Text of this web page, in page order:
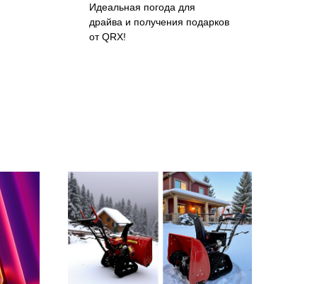
Идеальная погода для
драйва и получения подарков
от QRX!